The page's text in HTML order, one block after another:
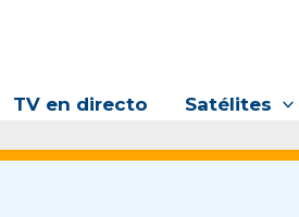
TV en directo Satélites